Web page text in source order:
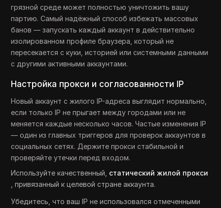
грязной среде может полностью уничтожить вашу
партию. Самый надёжный способ избежать массовых
банов — запускать каждый аккаунт в действительно
изолированном профиле браузера, который не
пересекается с куки, историей или системными данными
с другими активными аккаунтами.
Настройка прокси и согласованности IP
Новый аккаунт с жилого IP-адреса выглядит нормально,
если только IP не прыгает между городами или не
меняется каждые несколько часов. Частые изменения IP
— один из главных триггеров для проверок аккаунтов в
социальных сетях. Держите прокси стабильной и
проверяйте утечки перед входом.
Используйте качественный, статический жилой прокси
, привязанный к целевой стране аккаунта.
Убедитесь, что ваш IP не использовался отмеченными